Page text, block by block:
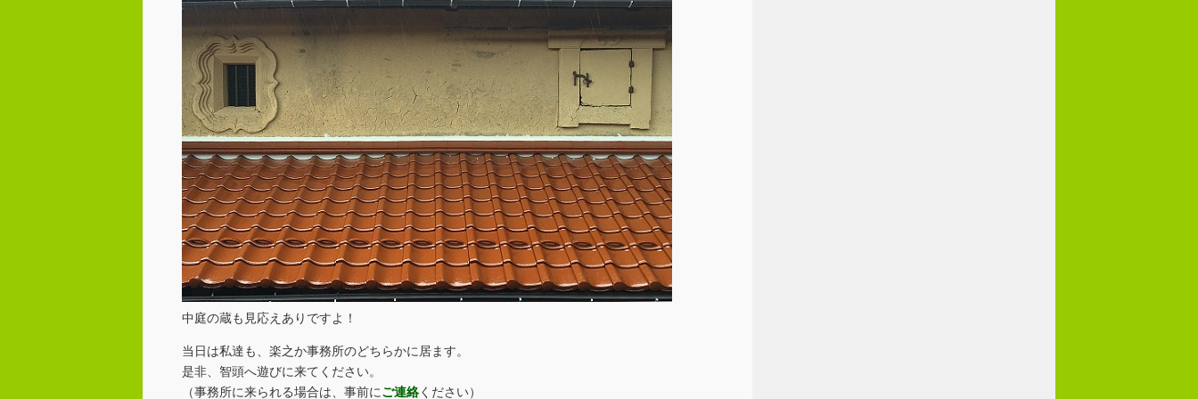
中庭の蔵も見応えありですよ！
当日は私達も、楽之か事務所のどちらかに居ます。
是非、智頭へ遊びに来てください。
（事務所に来られる場合は、事前にご連絡ください）